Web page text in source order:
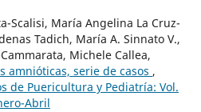
Scalisi, María Angelina La Cruz-
Tadich, María A. Sinnato V.,
Michele Callea,
amnióticas, serie de casos ,
de Puericultura y Pediatría: Vol.
Abril